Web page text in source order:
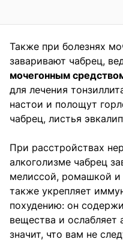
Также при болезнях
заваривают чабрец,
мочегонным
для лечения
настои и полощут
чабрец, листья
При расстройствах
алкоголизме чабрец
мелиссой, ромашкой и
также укрепляет
похудению: он
вещества и ослабляет
значит, что вам не